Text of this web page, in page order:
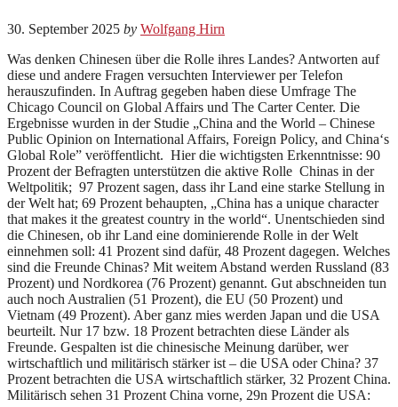
30. September 2025 by Wolfgang Hirn
Was denken Chinesen über die Rolle ihres Landes? Antworten auf
diese und andere Fragen versuchten Interviewer per Telefon
herauszufinden. In Auftrag gegeben haben diese Umfrage The
Chicago Council on Global Affairs und The Carter Center. Die
Ergebnisse wurden in der Studie „China and the World – Chinese
Public Opinion on International Affairs, Foreign Policy, and China‘s
Global Role” veröffentlicht. Hier die wichtigsten Erkenntnisse: 90
Prozent der Befragten unterstützen die aktive Rolle Chinas in der
Weltpolitik; 97 Prozent sagen, dass ihr Land eine starke Stellung in
der Welt hat; 69 Prozent behaupten, „China has a unique character
that makes it the greatest country in the world“. Unentschieden sind
die Chinesen, ob ihr Land eine dominierende Rolle in der Welt
einnehmen soll: 41 Prozent sind dafür, 48 Prozent dagegen. Welches
sind die Freunde Chinas? Mit weitem Abstand werden Russland (83
Prozent) und Nordkorea (76 Prozent) genannt. Gut abschneiden tun
auch noch Australien (51 Prozent), die EU (50 Prozent) und
Vietnam (49 Prozent). Aber ganz mies werden Japan und die USA
beurteilt. Nur 17 bzw. 18 Prozent betrachten diese Länder als
Freunde. Gespalten ist die chinesische Meinung darüber, wer
wirtschaftlich und militärisch stärker ist – die USA oder China? 37
Prozent betrachten die USA wirtschaftlich stärker, 32 Prozent China.
Militärisch sehen 31 Prozent China vorne, 29n Prozent die USA: